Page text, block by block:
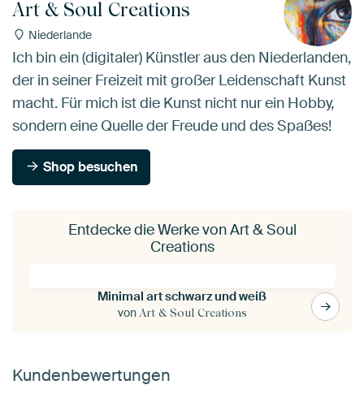
Art & Soul Creations
Niederlande
Ich bin ein (digitaler) Künstler aus den Niederlanden,
der in seiner Freizeit mit großer Leidenschaft Kunst
macht. Für mich ist die Kunst nicht nur ein Hobby,
sondern eine Quelle der Freude und des Spaßes!
Shop besuchen
Entdecke die Werke von Art & Soul
Creations
Minimal art schwarz und weiß
von Art & Soul Creations
Kundenbewertungen